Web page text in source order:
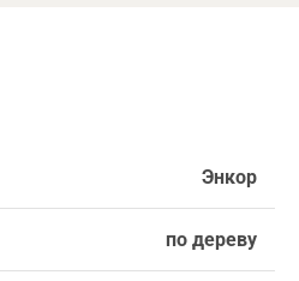
Энкор
по дереву